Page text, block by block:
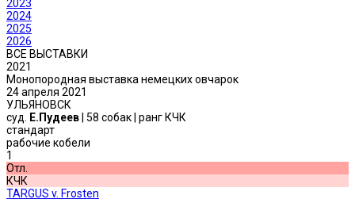
2023
2024
2025
2026
ВСЕ ВЫСТАВКИ
2021
Монопородная выставка немецких овчарок
24 апреля 2021
УЛЬЯНОВСК
суд. Е.Пудеев | 58 собак | ранг КЧК
стандарт
рабочие кобели
1
Отл.
КЧК
TARGUS v. Frosten